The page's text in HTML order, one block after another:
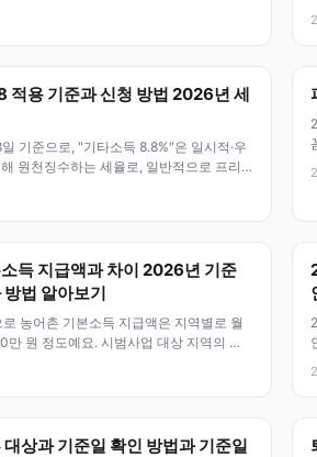
적용 기준과 신청 방법 2026년 세
기준으로, "기타소득 8.8%"은 일시적·우
원천징수하는 세율로, 일반적으로 프리
득 지급액과 차이 2026년 기준
법 알아보기
농어촌 기본소득 지급액은 지역별로 월
만 원 정도예요. 시범사업 대상 지역의 지
상과 기준일 확인 방법과 기준일